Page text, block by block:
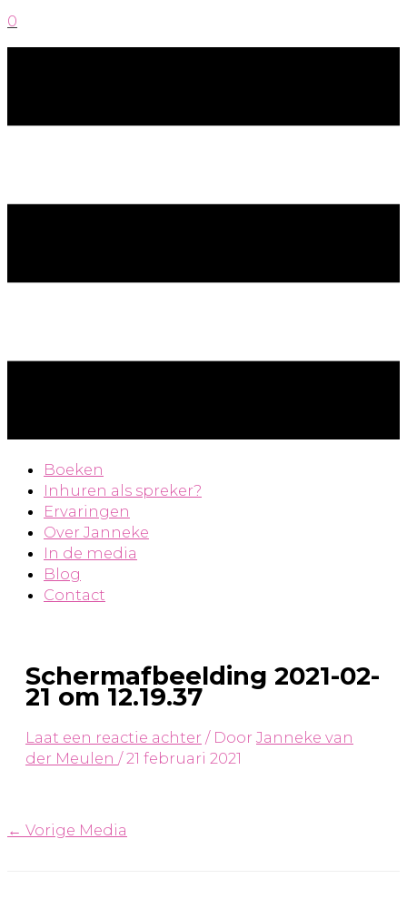
0
Boeken
Inhuren als spreker?
Ervaringen
Over Janneke
In de media
Blog
Contact
Schermafbeelding 2021-02-
21 om 12.19.37
Laat een reactie achter / Door Janneke van
der Meulen /21 februari 2021
← Vorige Media